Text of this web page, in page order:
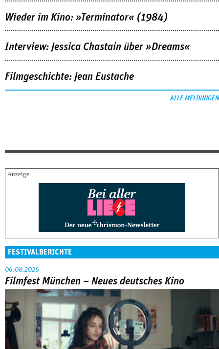
Wieder im Kino: »Terminator« (1984)
Interview: Jessica Chastain über »Dreams«
Filmgeschichte: Jean Eustache
ALLE MELDUNGEN
FESTIVALBERICHTE
06.08.2026
Filmfest München – Neues deutsches Kino